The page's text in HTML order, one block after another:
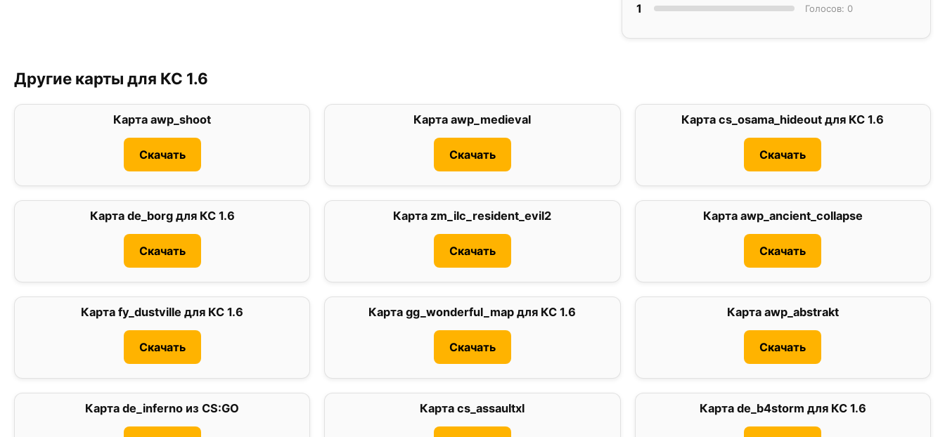
1 Голосов: 0
Другие карты для КС 1.6
Карта awp_shoot
Скачать
Карта awp_medieval
Скачать
Карта cs_osama_hideout для КС 1.6
Скачать
Карта de_borg для КС 1.6
Скачать
Карта zm_ilc_resident_evil2
Скачать
Карта awp_ancient_collapse
Скачать
Карта fy_dustville для КС 1.6
Скачать
Карта gg_wonderful_map для КС 1.6
Скачать
Карта awp_abstrakt
Скачать
Карта de_inferno из CS:GO Карта cs_assaultxl Карта de_b4storm для КС 1.6